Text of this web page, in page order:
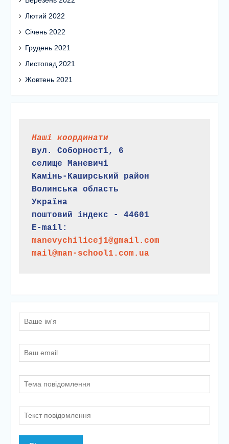
Лютий 2022
Січень 2022
Грудень 2021
Листопад 2021
Жовтень 2021
Наші координати
вул. Соборності, 6
селище Маневичі
Камінь-Каширський район
Волинська область
Україна
поштовий індекс - 44601
E-mail:
manevychilicej1@gmail.com
mail@man-school1.com.ua